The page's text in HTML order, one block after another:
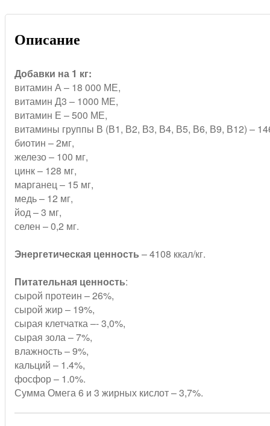
Описание
Добавки на 1 кг:
витамин А – 18 000 МЕ,
витамин Д3 – 1000 МЕ,
витамин Е – 500 МЕ,
витамины группы В (В1, В2, В3, В4, В5, В6, В9, В12) –
биотин – 2мг,
железо – 100 мг,
цинк – 128 мг,
марганец – 15 мг,
медь – 12 мг,
йод – 3 мг,
селен – 0,2 мг.
Энергетическая ценность – 4108 ккал/кг.
Питательная ценность:
сырой протеин – 26%,
сырой жир – 19%,
сырая клетчатка –- 3,0%,
сырая зола – 7%,
влажность – 9%,
кальций – 1.4%,
фосфор – 1.0%.
Сумма Омега 6 и 3 жирных кислот – 3,7%.